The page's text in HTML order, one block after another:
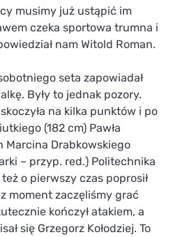
musimy już ustąpić im
czeka sportowa trumna i
nam Witold Roman.
seta zapowiadał
Były to jednak pozory.
na kilka punktów i po
(182 cm) Pawła
Marcina Drabkowskiego
– przyp. red.) Politechnika
też o pierwszy czas poprosił
moment zaczęliśmy grać
kończył atakiem, a
się Grzegorz Kołodziej. To